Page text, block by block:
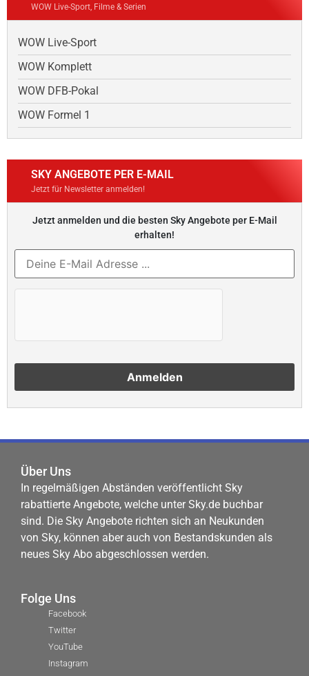
WOW Live-Sport, Filme & Serien
WOW Live-Sport
WOW Komplett
WOW DFB-Pokal
WOW Formel 1
SKY ANGEBOTE PER E-MAIL
Jetzt für Newsletter anmelden!
Jetzt anmelden und die besten Sky Angebote per E-Mail
erhalten!
Über Uns
In regelmäßigen Abständen veröffentlicht Sky
rabattierte Angebote, welche unter Sky.de buchbar
sind. Die Sky Angebote richten sich an Neukunden
von Sky, können aber auch von Bestandskunden als
neues Sky Abo abgeschlossen werden.
Folge Uns
Facebook
Twitter
YouTube
Instagram